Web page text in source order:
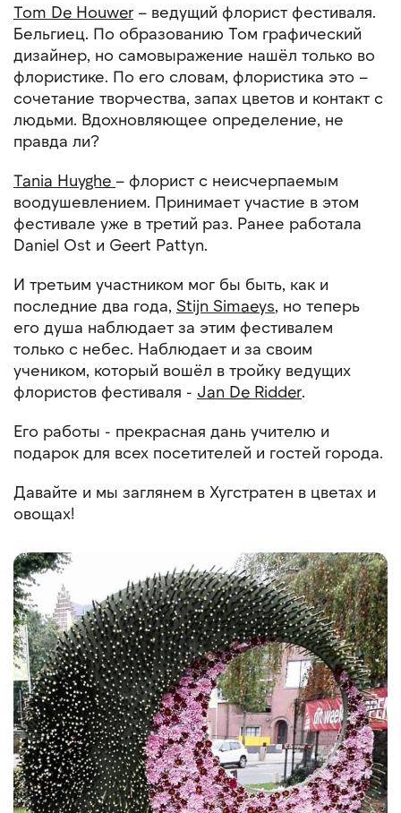
Tom De Houwer – ведущий флорист фестиваля.
Бельгиец. По образованию Том графический
дизайнер, но самовыражение нашёл только во
флористике. По его словам, флористика это –
сочетание творчества, запах цветов и контакт с
людьми. Вдохновляющее определение, не
правда ли?
Tania Huyghe – флорист с неисчерпаемым
воодушевлением. Принимает участие в этом
фестивале уже в третий раз. Ранее работала
Daniel Ost и Geert Pattyn.
И третьим участником мог бы быть, как и
последние два года, Stijn Simaeys, но теперь
его душа наблюдает за этим фестивалем
только с небес. Наблюдает и за своим
учеником, который вошёл в тройку ведущих
флористов фестиваля - Jan De Ridder.
Его работы - прекрасная дань учителю и
подарок для всех посетителей и гостей города.
Давайте и мы заглянем в Хугстратен в цветах и
овощах!